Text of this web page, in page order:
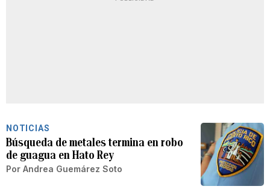
NOTICIAS
Búsqueda de metales termina en robo
de guagua en Hato Rey
Por Andrea Guemárez Soto